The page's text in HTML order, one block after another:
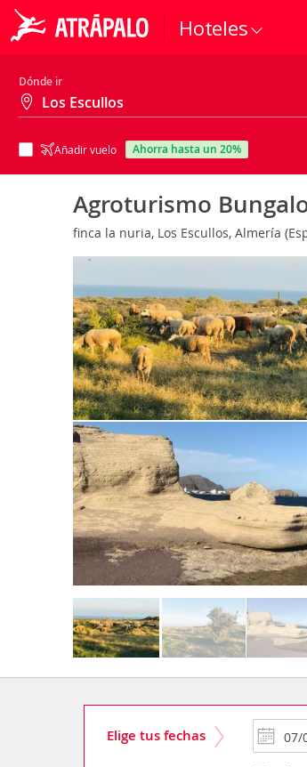
Hoteles
Dónde ir
Añadir vuelo ahorra hasta un 20%
Agroturismo
finca la nuria, Los Escullos, Almería
Elige tus fechas